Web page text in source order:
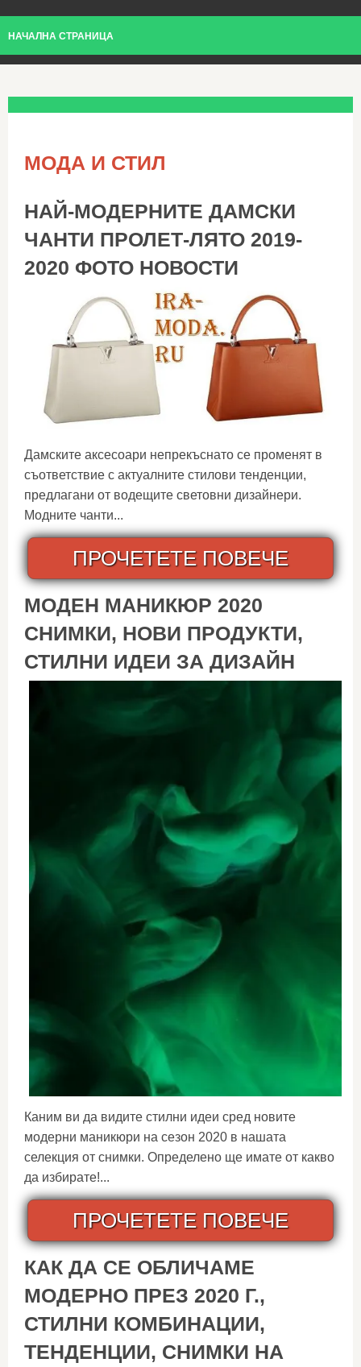
НАЧАЛНА СТРАНИЦА
МОДА И СТИЛ
НАЙ-МОДЕРНИТЕ ДАМСКИ
ЧАНТИ ПРОЛЕТ-ЛЯТО 2019-
2020 ФОТО НОВОСТИ
Дамските аксесоари непрекъснато се променят в
съответствие с актуалните стилови тенденции,
предлагани от водещите световни дизайнери.
Модните чанти...
ПРОЧЕТЕТЕ ПОВЕЧЕ
МОДЕН МАНИКЮР 2020
СНИМКИ, НОВИ ПРОДУКТИ,
СТИЛНИ ИДЕИ ЗА ДИЗАЙН
Каним ви да видите стилни идеи сред новите
модерни маникюри на сезон 2020 в нашата
селекция от снимки. Определено ще имате от какво
да избирате!...
ПРОЧЕТЕТЕ ПОВЕЧЕ
КАК ДА СЕ ОБЛИЧАМЕ
МОДЕРНО ПРЕЗ 2020 Г.,
СТИЛНИ КОМБИНАЦИИ,
ТЕНДЕНЦИИ, СНИМКИ НА